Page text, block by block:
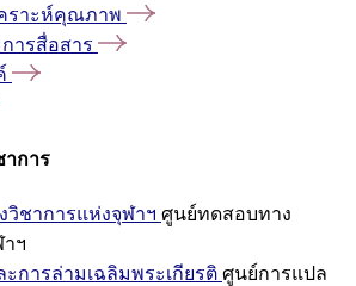
ราะห์คุณภาพ
ารสื่อสาร
การ
ชาการแห่งจุฬาฯ ศูนย์ทดสอบทาง
ฯ
การล่ามเฉลิมพระเกียรติ ศูนย์การแปล